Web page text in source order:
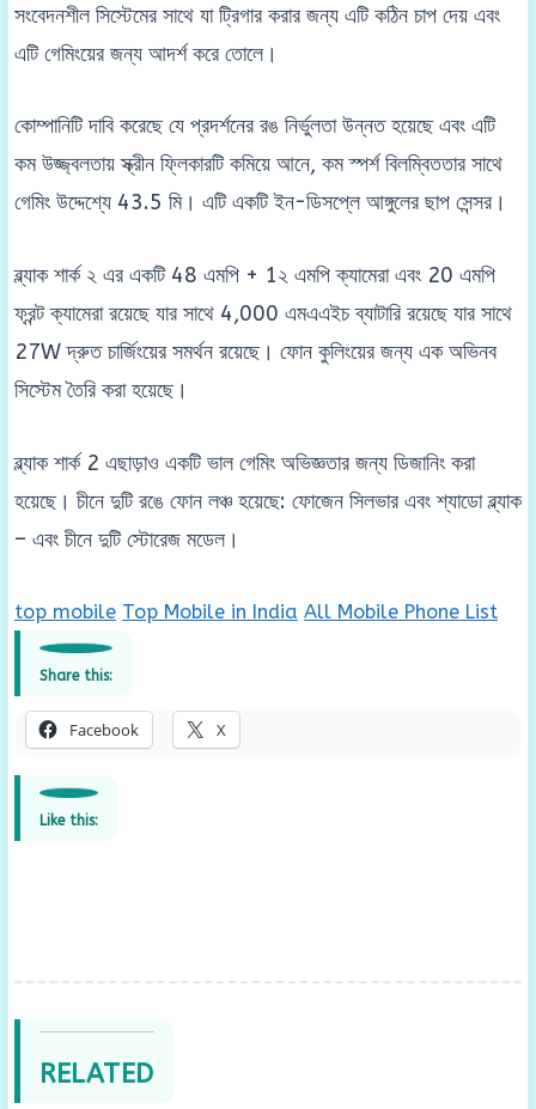
সংবেদনশীল সিস্টেমের সাথে যা ট্রিগার করার জন্য এটি কঠিন চাপ দেয় এবং
এটি গেমিংয়ের জন্য আদর্শ করে তোলে।
কোম্পানিটি দাবি করেছে যে প্রদর্শনের রঙ নির্ভুলতা উন্নত হয়েছে এবং এটি
কম উজ্জ্বলতায় স্ক্রীন ফ্লিকারটি কমিয়ে আনে, কম স্পর্শ বিলম্বিততার সাথে
গেমিং উদ্দেশ্যে 43.5 মি। এটি একটি ইন-ডিসপ্লে আঙ্গুলের ছাপ সেন্সর।
ব্ল্যাক শার্ক ২ এর একটি 48 এমপি + 1২ এমপি ক্যামেরা এবং 20 এমপি
ফ্রন্ট ক্যামেরা রয়েছে যার সাথে 4,000 এমএএইচ ব্যাটারি রয়েছে যার সাথে
27W দ্রুত চার্জিংয়ের সমর্থন রয়েছে। ফোন কুলিংয়ের জন্য এক অভিনব
সিস্টেম তৈরি করা হয়েছে।
ব্ল্যাক শার্ক 2 এছাড়াও একটি ভাল গেমিং অভিজ্ঞতার জন্য ডিজানিং করা
হয়েছে। চীনে দুটি রঙে ফোন লঞ্চ হয়েছে: ফোজেন সিলভার এবং শ্যাডো ব্ল্যাক
– এবং চীনে দুটি স্টোরেজ মডেল।
top mobile Top Mobile in India All Mobile Phone List
Share this:
Facebook X
Like this:
RELATED